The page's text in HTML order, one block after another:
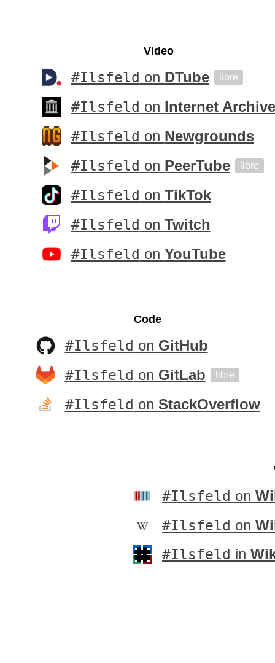
Video
#Ilsfeld on DTube libre
#Ilsfeld on Internet Archive
#Ilsfeld on Newgrounds
#Ilsfeld on PeerTube libre
#Ilsfeld on TikTok
#Ilsfeld on Twitch
#Ilsfeld on YouTube
Code
#Ilsfeld on GitHub
#Ilsfeld on GitLab libre
#Ilsfeld on StackOverflow
#Ilsfeld on
#Ilsfeld on
#Ilsfeld in